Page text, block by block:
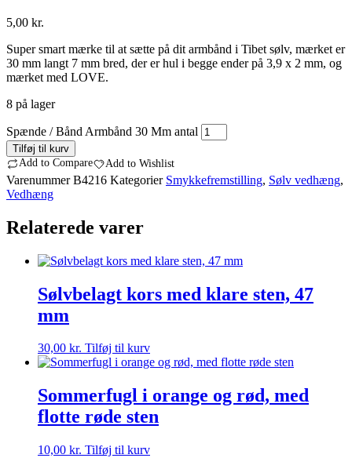
5,00 kr.
Super smart mærke til at sætte på dit armbånd i Tibet sølv, mærket er
30 mm langt 7 mm bred, der er hul i begge ender på 3,9 x 2 mm, og
mærket med LOVE.
8 på lager
Spænde / Bånd Armbånd 30 Mm antal
Tilføj til kurv
Add to Compare
Add to Wishlist
VarenummerB4216 Kategorier Smykkefremstilling, Sølv vedhæng,
Vedhæng
Relaterede varer
Sølvbelagt kors med klare sten, 47
mm
30,00 kr. Tilføj til kurv
Sommerfugl i orange og rød, med
flotte røde sten
10,00 kr. Tilføj til kurv